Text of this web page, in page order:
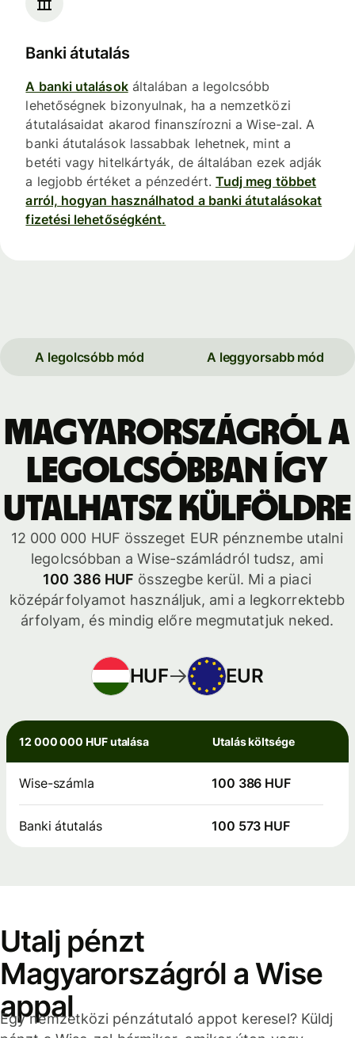
Banki átutalás
A banki utalásokáltalában a legolcsóbb
lehetőségnek bizonyulnak, ha a nemzetközi
átutalásaidat akarod finanszírozni a Wise-zal. A
banki átutalások lassabbak lehetnek, mint a
betéti vagy hitelkártyák, de általában ezek adják
a legjobb értéket a pénzedért. Tudj meg többet
arról, hogyan használhatod a banki átutalásokat
fizetési lehetőségként.
A legolcsóbb mód A leggyorsabb mód
Magyarországról a
legolcsóbban így
utalhatsz külföldre
12 000 000 HUF összeget EUR pénznembe utalni
legolcsóbban a Wise-számládról tudsz, ami
100 386 HUF összegbe kerül. Mi a piaci
középárfolyamot használjuk, ami a legkorrektebb
árfolyam, és mindig előre megmutatjuk neked.
HUF EUR
12 000 000 HUF utalása Utalás költsége
Wise-számla 100 386 HUF
Banki átutalás 100 573 HUF
Utalj pénzt
Magyarországról a Wise
appal
Egy nemzetközi pénzátutaló appot keresel? Küldj